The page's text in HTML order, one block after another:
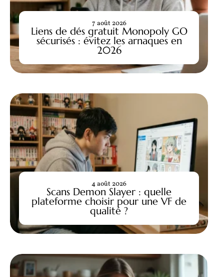
Liens de dés gratuit Monopoly GO
sécurisés : évitez les arnaques en
2026
7 août 2026
Scans Demon Slayer : quelle
plateforme choisir pour une VF de
qualité ?
4 août 2026